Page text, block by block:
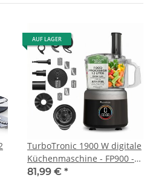
AUF LAGER
TurboTronic 1900 W digitale
Küchenmaschine - FP900 -
1,2L Zerkleinerer
81,99 € *